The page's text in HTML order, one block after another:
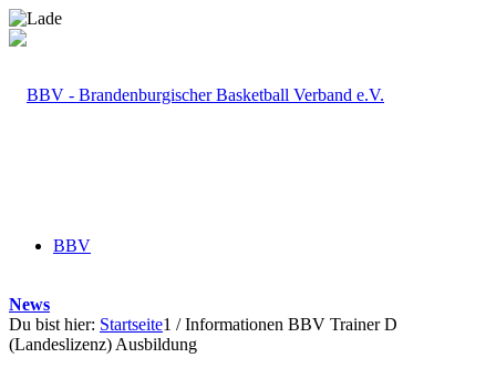
BBV
News
Du bist hier: Startseite1 / Informationen BBV Trainer D
(Landeslizenz) Ausbildung